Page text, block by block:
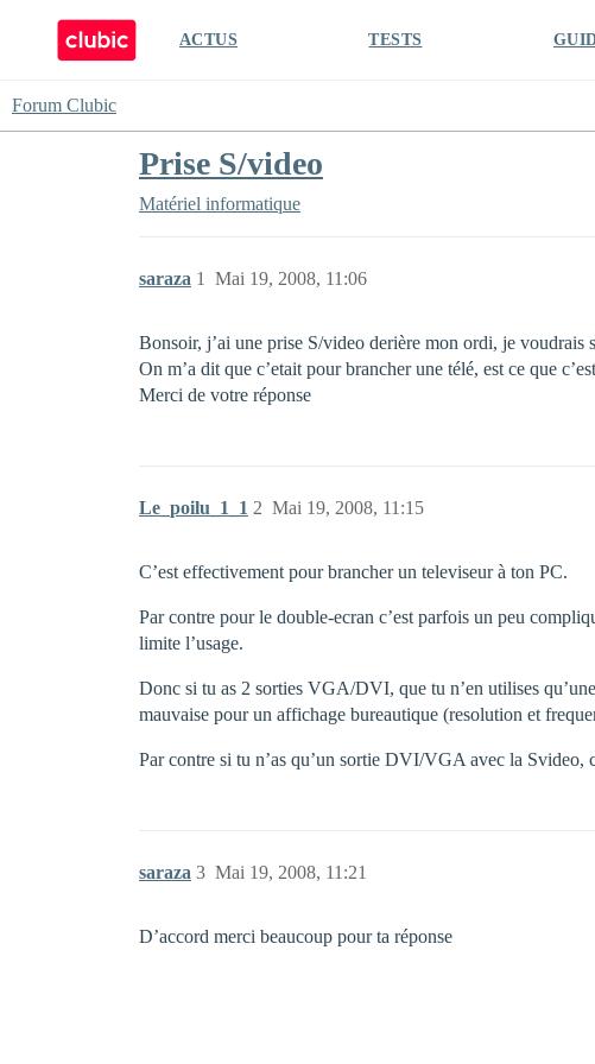
ACTUS TESTS
Forum Clubic
Prise S/video
Matériel informatique
saraza Mai 19, 2008, 11:06
1
Bonsoir, j’ai une prise S/video derière mon ordi, je voudrais
On m’a dit que c’etait pour brancher une télé, est ce que
Merci de votre réponse
Le_poilu_1_1 Mai 19, 2008, 11:15
2
C’est effectivement pour brancher un televiseur à ton PC.
Par contre pour le double-ecran c’est parfois un peu
limite l’usage.
Donc si tu as 2 sorties VGA/DVI, que tu n’en utilises
mauvaise pour un affichage bureautique (resolution et
Par contre si tu n’as qu’un sortie DVI/VGA avec la
saraza Mai 19, 2008, 11:21
3
D’accord merci beaucoup pour ta réponse